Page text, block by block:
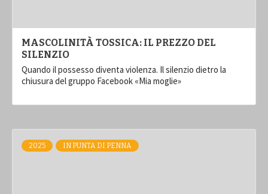
MASCOLINITÀ TOSSICA: IL PREZZO DEL
SILENZIO
Quando il possesso diventa violenza. Il silenzio dietro la
chiusura del gruppo Facebook «Mia moglie»
2025 IN PUNTA DI PENNA